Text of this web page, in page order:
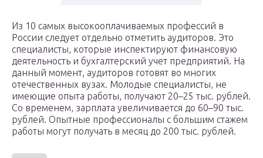
Из 10 самых высокооплачиваемых профессий в
России следует отдельно отметить аудиторов. Это
специалисты, которые инспектируют финансовую
деятельность и бухгалтерский учет предприятий. На
данный момент, аудиторов готовят во многих
отечественных вузах. Молодые специалисты, не
имеющие опыта работы, получают 20–25 тыс. рублей.
Со временем, зарплата увеличивается до 60–90 тыс.
рублей. Опытные профессионалы с большим стажем
работы могут получать в месяц до 200 тыс. рублей.